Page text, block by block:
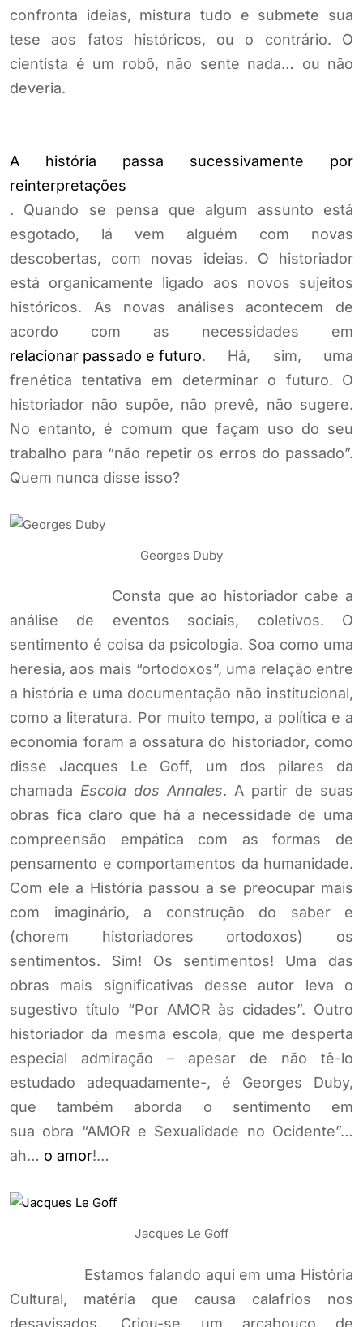
confronta ideias, mistura tudo e submete sua
tese aos fatos históricos, ou o contrário. O
cientista é um robô, não sente nada… ou não
deveria.
A história passa sucessivamente por
reinterpretações
. Quando se pensa que algum assunto está
esgotado, lá vem alguém com novas
descobertas, com novas ideias. O historiador
está organicamente ligado aos novos sujeitos
históricos. As novas análises acontecem de
acordo com as necessidades em
relacionar passado e futuro. Há, sim, uma
frenética tentativa em determinar o futuro. O
historiador não supõe, não prevê, não sugere.
No entanto, é comum que façam uso do seu
trabalho para “não repetir os erros do passado”.
Quem nunca disse isso?
Georges Duby
Consta que ao historiador cabe a
análise de eventos sociais, coletivos. O
sentimento é coisa da psicologia. Soa como uma
heresia, aos mais “ortodoxos”, uma relação entre
a história e uma documentação não institucional,
como a literatura. Por muito tempo, a política e a
economia foram a ossatura do historiador, como
disse Jacques Le Goff, um dos pilares da
chamada Escola dos Annales. A partir de suas
obras fica claro que há a necessidade de uma
compreensão empática com as formas de
pensamento e comportamentos da humanidade.
Com ele a História passou a se preocupar mais
com imaginário, a construção do saber e
(chorem historiadores ortodoxos) os
sentimentos. Sim! Os sentimentos! Uma das
obras mais significativas desse autor leva o
sugestivo título “Por AMOR às cidades”. Outro
historiador da mesma escola, que me desperta
especial admiração – apesar de não tê-lo
estudado adequadamente-, é Georges Duby,
que também aborda o sentimento em
sua obra “AMOR e Sexualidade no Ocidente”…
ah… o amor!…
Jacques Le Goff
Estamos falando aqui em uma História
Cultural, matéria que causa calafrios nos
desavisados. Criou-se um arcabouço de